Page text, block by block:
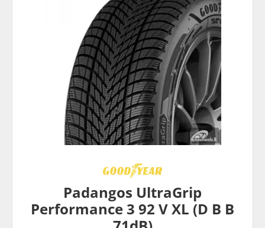
Padangos UltraGrip
Performance 3 92 V XL (D B B